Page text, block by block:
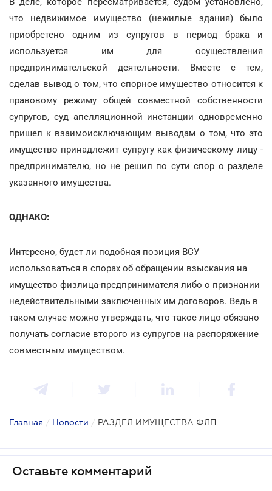
что недвижимое имущество (нежилые здания) было
приобретено одним из супругов в период брака и
используется им для осуществления
предпринимательской деятельности. Вместе с тем,
сделав вывод о том, что спорное имущество относится к
правовому режиму общей совместной собственности
супругов, суд апелляционной инстанции одновременно
пришел к взаимоисключающим выводам о том, что это
имущество принадлежит супругу как физическому лицу -
предпринимателю, но не решил по сути спор о разделе
указанного имущества.
ОДНАКО:
Интересно, будет ли подобная позиция ВСУ
использоваться в спорах об обращении взыскания на
имущество физлица-предпринимателя либо о признании
недействительными заключенных им договоров. Ведь в
таком случае можно утверждать, что такое лицо обязано
получать согласие второго из супругов на распоряжение
совместным имуществом.
Главная / Новости / РАЗДЕЛ ИМУЩЕСТВА ФЛП
Оставьте комментарий